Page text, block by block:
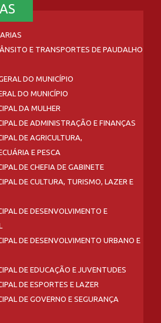
E TRANSPORTES DE PAUDALHO
DO MUNICÍPIO
DO MUNICÍPIO
DA MULHER
DE ADMINISTRAÇÃO E FINANÇAS
DE AGRICULTURA,
E PESCA
DE CHEFIA DE GABINETE
DE CULTURA, TURISMO, LAZER E
DE DESENVOLVIMENTO E
DE DESENVOLVIMENTO URBANO E
DE EDUCAÇÃO E JUVENTUDES
DE ESPORTES E LAZER
DE GOVERNO E SEGURANÇA